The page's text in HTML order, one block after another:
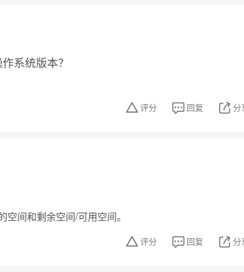
系统版本？
评分 回复 分
间和剩余空间/可用空间。
评分 回复 分